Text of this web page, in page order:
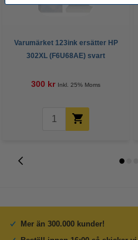
Varumärket 123ink ersätter HP
302XL (F6U68AE) svart
300 kr Inkl. 25% Moms
Mer än 300.000 kunder!